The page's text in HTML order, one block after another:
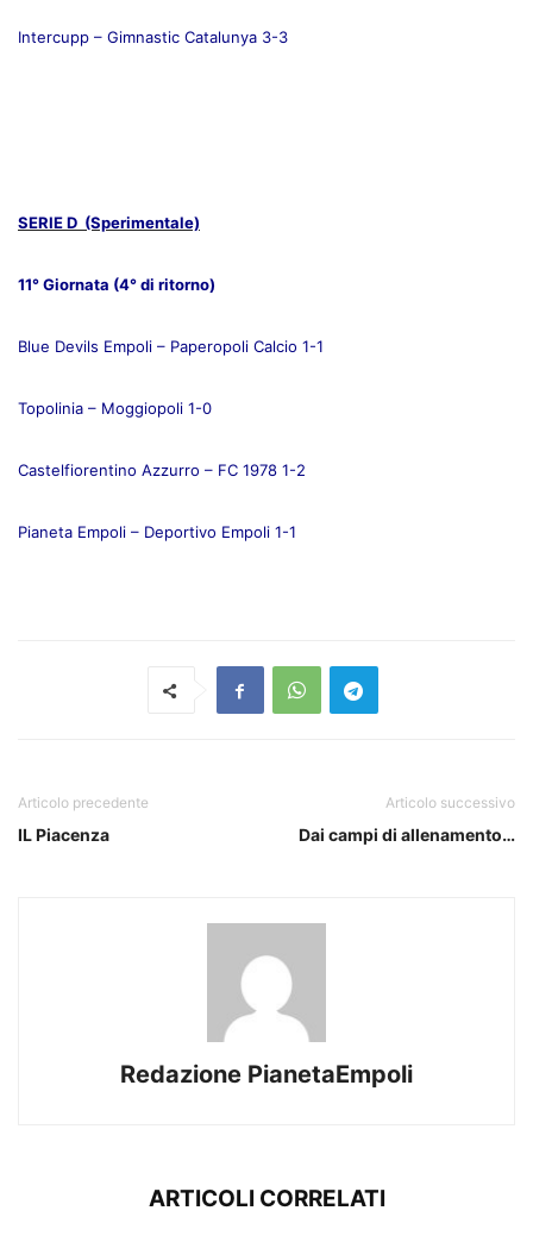
Intercupp – Gimnastic Catalunya 3-3
SERIE D (Sperimentale)
11° Giornata (4° di ritorno)
Blue Devils Empoli – Paperopoli Calcio 1-1
Topolinia – Moggiopoli 1-0
Castelfiorentino Azzurro – FC 1978 1-2
Pianeta Empoli – Deportivo Empoli 1-1
Articolo precedente
IL Piacenza
Articolo successivo
Dai campi di allenamento…
Redazione PianetaEmpoli
ARTICOLI CORRELATI